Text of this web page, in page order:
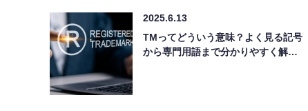
2025.6.13
TMってどういう意味？よく見る記号
から専門用語まで分かりやすく解…